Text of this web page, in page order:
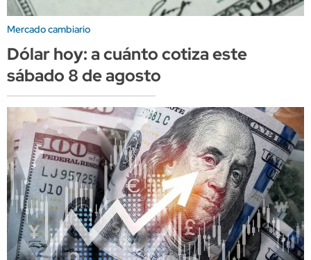
Mercado cambiario
Dólar hoy: a cuánto cotiza este
sábado 8 de agosto